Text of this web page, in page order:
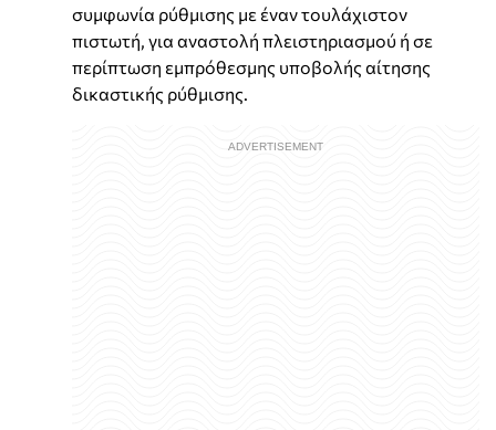
συμφωνία ρύθμισης με έναν τουλάχιστον
πιστωτή, για αναστολή πλειστηριασμού ή σε
περίπτωση εμπρόθεσμης υποβολής αίτησης
δικαστικής ρύθμισης.